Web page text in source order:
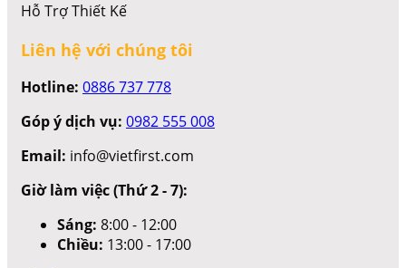
Hỗ Trợ Thiết Kế
Liên hệ với chúng tôi
Hotline: 0886 737 778
Góp ý dịch vụ: 0982 555 008
Email: info@vietfirst.com
Giờ làm việc (Thứ 2 - 7):
Sáng: 8:00 - 12:00
Chiều: 13:00 - 17:00